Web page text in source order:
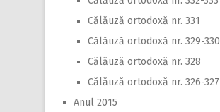
Călăuză ortodoxă nr. 331
Călăuză ortodoxă nr. 329-330
Călăuză ortodoxă nr. 328
Călăuză ortodoxă nr. 326-327
Anul 2015